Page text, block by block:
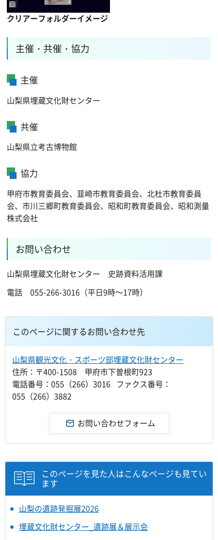
クリアーフォルダーイメージ
主催・共催・協力
主催
山梨県埋蔵文化財センター
共催
山梨県立考古博物館
協力
甲府市教育委員会、韮崎市教育委員会、北杜市教育委員
会、市川三郷町教育委員会、昭和町教育委員会、昭和測量
株式会社
お問い合わせ
山梨県埋蔵文化財センター 史跡資料活用課
電話 055-266-3016（平日9時～17時）
このページに関するお問い合わせ先
山梨県観光文化・スポーツ部埋蔵文化財センター
住所：〒400-1508 甲府市下曽根町923
電話番号：055（266）3016 ファクス番号：
055（266）3882
このページを見た人はこんなページも見てい
ます
山梨の遺跡発掘展2026
埋蔵文化財センター_遺跡展＆展示会